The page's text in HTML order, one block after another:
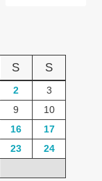
S S
2
3
9
10
16
17
23
24